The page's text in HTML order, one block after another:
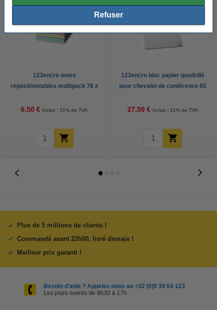
Refuser
123encre notes
repositionnables multipack 76 x
6,50 € Inclus : 21% de TVA
123encre bloc papier quadrillé
pour chevalet de conférence 65
27,50 € Inclus : 21% de TVA
Plus de 5 millions de clients !
Commandé avant 22h00, livré demain !
Meilleur prix garanti !
Besoin d’aide ? Appelez-nous au +32 (0)9 39 64 123
Les jours ouvrés de 8h30 à 17h